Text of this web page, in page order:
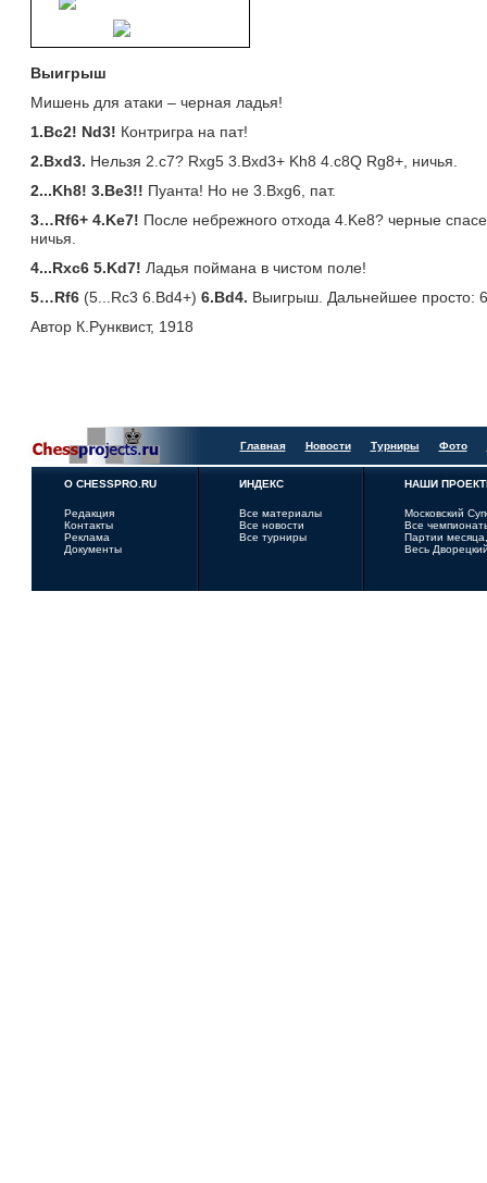
Выигрыш
Мишень для атаки – черная ладья!
1.Bc2! Nd3! Контригра на пат!
2.Bxd3. Нельзя 2.c7? Rxg5 3.Bxd3+ Kh8 4.c8Q Rg8+, ничья.
2...Kh8! 3.Be3!! Пуанта! Но не 3.Bxg6, пат.
3…Rf6+ 4.Ke7! После небрежного отхода 4.Ke8? черные
ничья.
4...Rxc6 5.Kd7! Ладья поймана в чистом поле!
5…Rf6 (5...Rc3 6.Bd4+) 6.Bd4. Выигрыш. Дальнейшее просто:
Автор К.Рунквист, 1918
Главная Новости Турниры Фото
О CHESSPRO.RU
Редакция
Контакты
Реклама
Документы
ИНДЕКС
Все материалы
Все новости
Все турниры
НАШИ
Московский
Все
Партии
Весь